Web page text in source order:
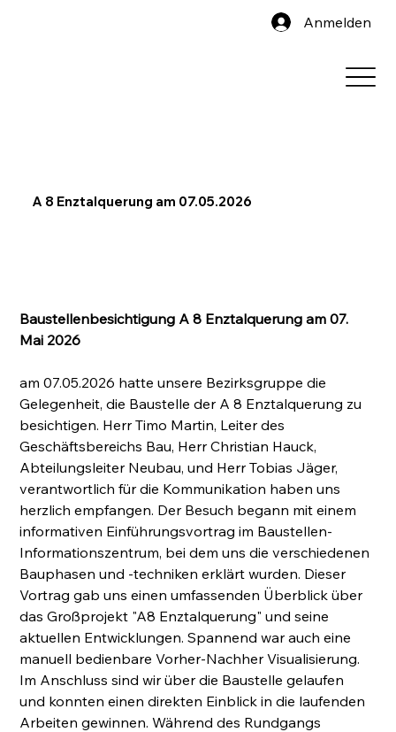
Anmelden
A 8 Enztalquerung am 07.05.2026
Baustellenbesichtigung A 8 Enztalquerung am 07.
Mai 2026
am 07.05.2026 hatte unsere Bezirksgruppe die
Gelegenheit, die Baustelle der A 8 Enztalquerung zu
besichtigen. Herr Timo Martin, Leiter des
Geschäftsbereichs Bau, Herr Christian Hauck,
Abteilungsleiter Neubau, und Herr Tobias Jäger,
verantwortlich für die Kommunikation haben uns
herzlich empfangen. Der Besuch begann mit einem
informativen Einführungsvortrag im Baustellen-
Informationszentrum, bei dem uns die verschiedenen
Bauphasen und -techniken erklärt wurden. Dieser
Vortrag gab uns einen umfassenden Überblick über
das Großprojekt "A8 Enztalquerung" und seine
aktuellen Entwicklungen. Spannend war auch eine
manuell bedienbare Vorher-Nachher Visualisierung.
Im Anschluss sind wir über die Baustelle gelaufen
und konnten einen direkten Einblick in die laufenden
Arbeiten gewinnen. Während des Rundgangs